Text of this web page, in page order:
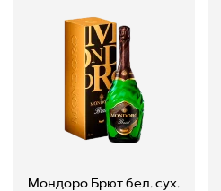
Мондоро Брют бел. сух.